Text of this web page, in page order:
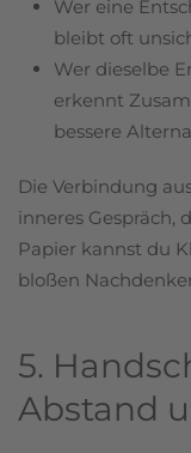
Wer eine
bleibt oft
Wer dieselbe
erkennt
bessere
Die Verbindung
inneres Gespräch,
Papier kannst du
bloßen
5.
Abstand